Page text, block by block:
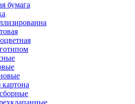
бумага